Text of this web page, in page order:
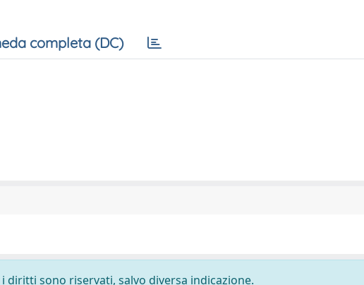
completa (DC)
sono riservati, salvo diversa indicazione.